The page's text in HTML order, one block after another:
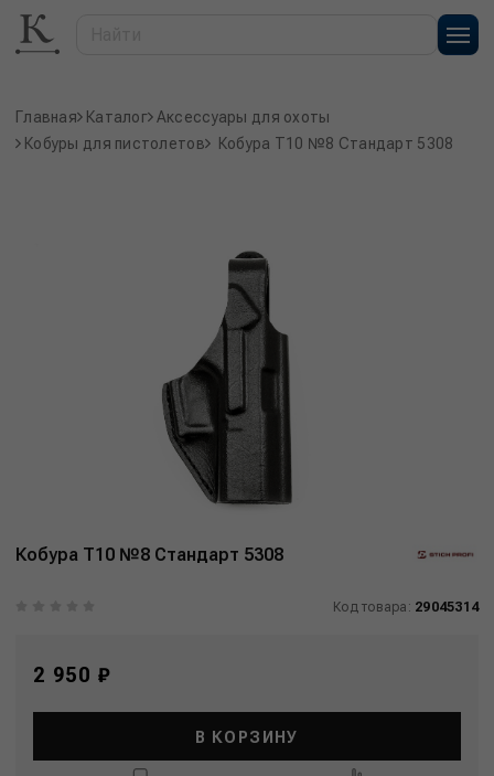
Главная Каталог Аксессуары для охоты
Кобуры для пистолетов
Кобура T10 №8 Стандарт 5308
Кобура T10 №8 Стандарт 5308
Код товара: 29045314
2 950 ₽
В КОРЗИНУ